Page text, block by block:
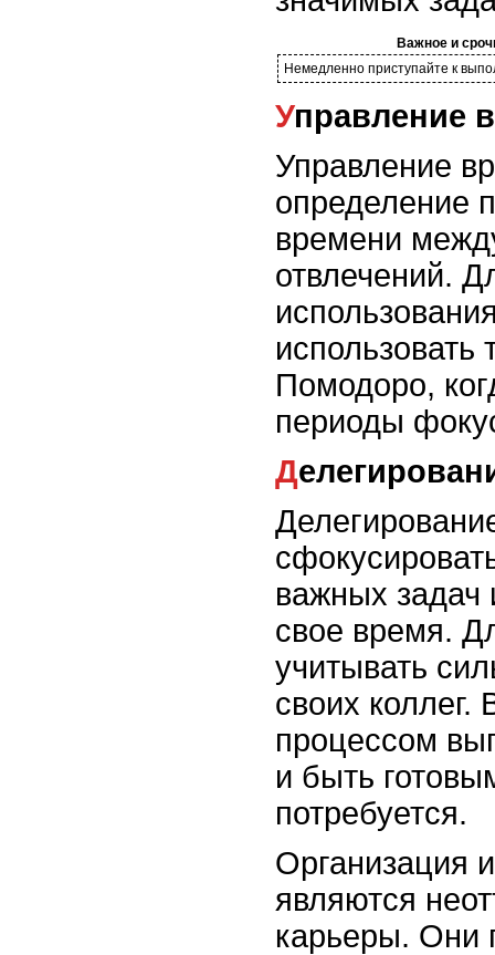
Важное и
Немедленно приступайте к
Управление
Управление
определение
времени
отвлечений.
использовать
Помодоро,
периоды
важных задач
свое время.
учитывать
своих коллег.
процессом
и быть
потребуется.
Организация
являются
карьеры. Они